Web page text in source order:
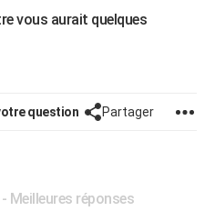
vous aurait quelques
question Partager
- Meilleures réponses